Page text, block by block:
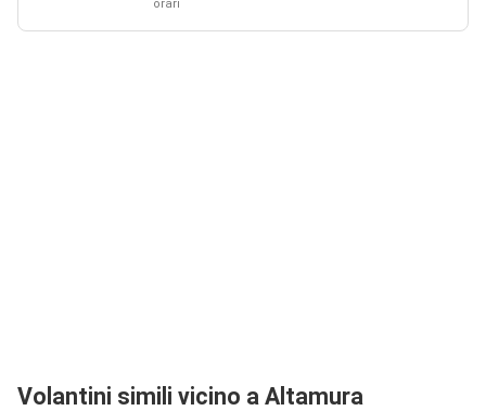
orari
Volantini simili vicino a Altamura